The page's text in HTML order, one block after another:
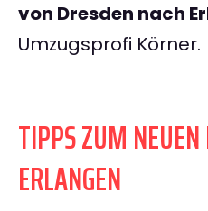
von Dresden nach
Umzugsprofi Körner.
TIPPS ZUM
ERLANGEN